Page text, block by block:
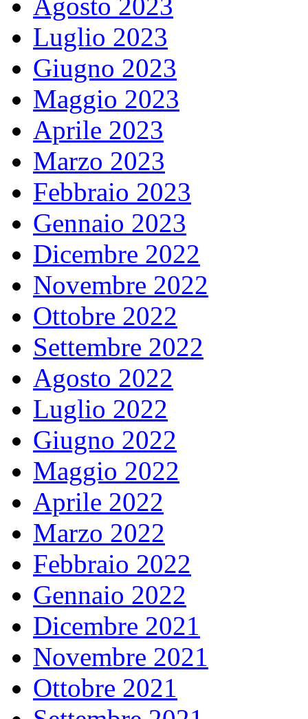
Luglio 2023
Giugno 2023
Maggio 2023
Aprile 2023
Marzo 2023
Febbraio 2023
Gennaio 2023
Dicembre 2022
Novembre 2022
Ottobre 2022
Settembre 2022
Agosto 2022
Luglio 2022
Giugno 2022
Maggio 2022
Aprile 2022
Marzo 2022
Febbraio 2022
Gennaio 2022
Dicembre 2021
Novembre 2021
Ottobre 2021